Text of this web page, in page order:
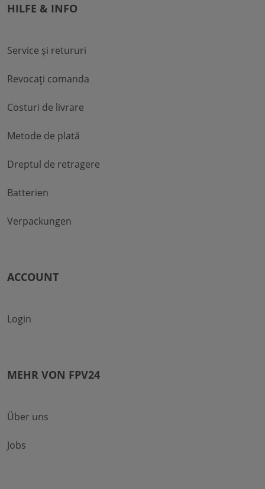
HILFE & INFO
Service și retururi
Revocați comanda
Costuri de livrare
Metode de plată
Dreptul de retragere
Batterien
Verpackungen
ACCOUNT
Login
MEHR VON FPV24
Über uns
Jobs